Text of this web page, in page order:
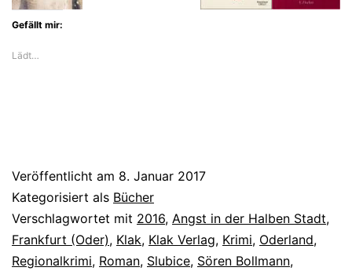
Serienmörder
Viadrina-
Gefällt mir:
Lädt…
Veröffentlicht am 8. Januar 2017
Kategorisiert als Bücher
Verschlagwortet mit 2016, Angst in der Halben Stadt,
Frankfurt (Oder), Klak, Klak Verlag, Krimi, Oderland,
Regionalkrimi, Roman, Slubice, Sören Bollmann,